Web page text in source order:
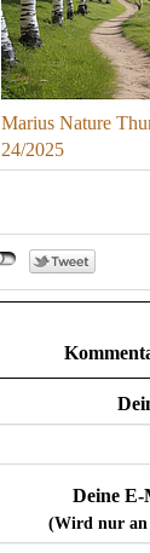
Marius Nature
24/2025
Deine E-
(Wird nur